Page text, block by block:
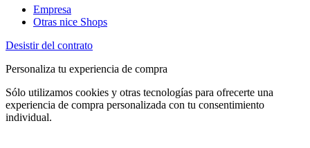
Empresa
Otras nice Shops
Desistir del contrato
Personaliza tu experiencia de compra
Sólo utilizamos cookies y otras tecnologías para ofrecerte una
experiencia de compra personalizada con tu consentimiento
individual.